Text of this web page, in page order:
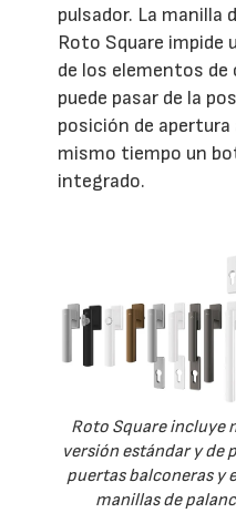
pulsador. La manilla
Roto Square impide
de los elementos de
puede pasar de la
posición de apertura
mismo tiempo un
integrado.
Roto Square incluye
versión estándar y de
puertas balconeras y
manillas de